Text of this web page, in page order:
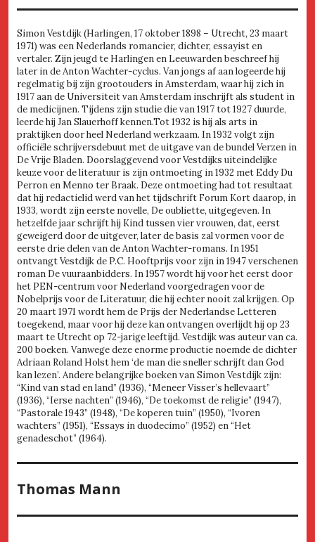
Simon Vestdijk (Harlingen, 17 oktober 1898 – Utrecht, 23 maart
1971) was een Nederlands romancier, dichter, essayist en
vertaler. Zijn jeugd te Harlingen en Leeuwarden beschreef hij
later in de Anton Wachter-cyclus. Van jongs af aan logeerde hij
regelmatig bij zijn grootouders in Amsterdam, waar hij zich in
1917 aan de Universiteit van Amsterdam inschrijft als student in
de medicijnen. Tijdens zijn studie die van 1917 tot 1927 duurde,
leerde hij Jan Slauerhoff kennen.Tot 1932 is hij als arts in
praktijken door heel Nederland werkzaam. In 1932 volgt zijn
officiële schrijversdebuut met de uitgave van de bundel Verzen in
De Vrije Bladen. Doorslaggevend voor Vestdijks uiteindelijke
keuze voor de literatuur is zijn ontmoeting in 1932 met Eddy Du
Perron en Menno ter Braak. Deze ontmoeting had tot resultaat
dat hij redactielid werd van het tijdschrift Forum Kort daarop, in
1933, wordt zijn eerste novelle, De oubliette, uitgegeven. In
hetzelfde jaar schrijft hij Kind tussen vier vrouwen, dat, eerst
geweigerd door de uitgever, later de basis zal vormen voor de
eerste drie delen van de Anton Wachter-romans. In 1951
ontvangt Vestdijk de P.C. Hooftprijs voor zijn in 1947 verschenen
roman De vuuraanbidders. In 1957 wordt hij voor het eerst door
het PEN-centrum voor Nederland voorgedragen voor de
Nobelprijs voor de Literatuur, die hij echter nooit zal krijgen. Op
20 maart 1971 wordt hem de Prijs der Nederlandse Letteren
toegekend, maar voor hij deze kan ontvangen overlijdt hij op 23
maart te Utrecht op 72-jarige leeftijd. Vestdijk was auteur van ca.
200 boeken. Vanwege deze enorme productie noemde de dichter
Adriaan Roland Holst hem ‘de man die sneller schrijft dan God
kan lezen’. Andere belangrijke boeken van Simon Vestdijk zijn:
“Kind van stad en land” (1936), “Meneer Visser’s hellevaart”
(1936), “Ierse nachten” (1946), “De toekomst de religie” (1947),
“Pastorale 1943” (1948), “De koperen tuin” (1950), “Ivoren
wachters” (1951), “Essays in duodecimo” (1952) en “Het
genadeschot” (1964).
Thomas Mann